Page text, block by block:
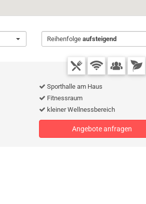
Reihenfolge aufsteigend
Sporthalle am Haus
Fitnessraum
kleiner Wellnessbereich
Angebote anfragen